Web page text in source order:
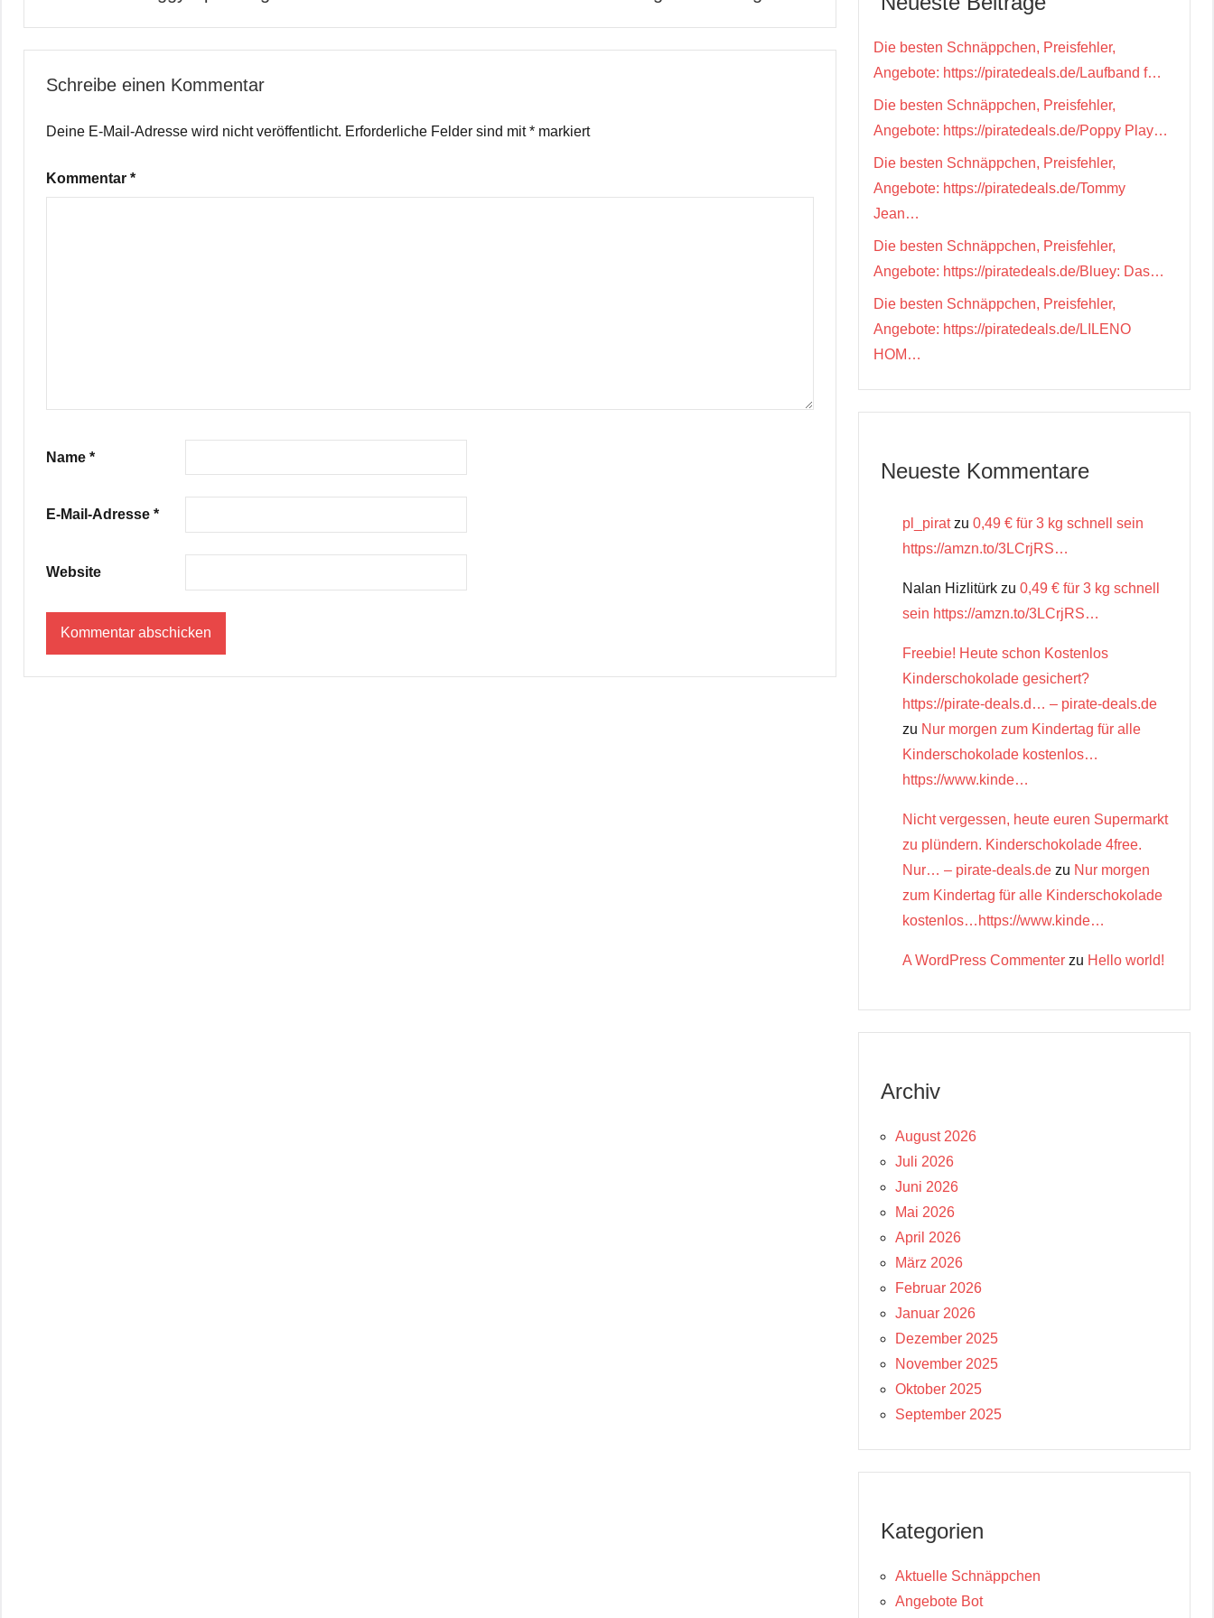
Schreibe einen Kommentar
Deine E-Mail-Adresse wird nicht veröffentlicht. Erforderliche Felder sind mit* markiert
Kommentar *
Name *
E-Mail-Adresse *
Website
Die besten Schnäppchen, Preisfehler,
Angebote: https://piratedeals.de/Laufband f…
Die besten Schnäppchen, Preisfehler,
Angebote: https://piratedeals.de/Poppy Play…
Die besten Schnäppchen, Preisfehler,
Angebote: https://piratedeals.de/Tommy
Jean…
Die besten Schnäppchen, Preisfehler,
Angebote: https://piratedeals.de/Bluey: Das…
Die besten Schnäppchen, Preisfehler,
Angebote: https://piratedeals.de/LILENO
HOM…
Neueste Kommentare
pl_piratzu 0,49 € für 3 kg schnell sein
https://amzn.to/3LCrjRS…
Nalan Hizlitürk zu 0,49 € für 3 kg schnell
sein https://amzn.to/3LCrjRS…
Freebie! Heute schon Kostenlos
Kinderschokolade gesichert?
https://pirate-deals.d… – pirate-deals.de
zu Nur morgen zum Kindertag für alle
Kinderschokolade kostenlos…
https://www.kinde…
Nicht vergessen, heute euren Supermarkt
zu plündern. Kinderschokolade 4free.
Nur… – pirate-deals.de zu Nur morgen
zum Kindertag für alle Kinderschokolade
kostenlos…https://www.kinde…
A WordPress Commenter zu Hello world!
Archiv
August 2026
Juli 2026
Juni 2026
Mai 2026
April 2026
März 2026
Februar 2026
Januar 2026
Dezember 2025
November 2025
Oktober 2025
September 2025
Kategorien
Aktuelle Schnäppchen
Angebote Bot